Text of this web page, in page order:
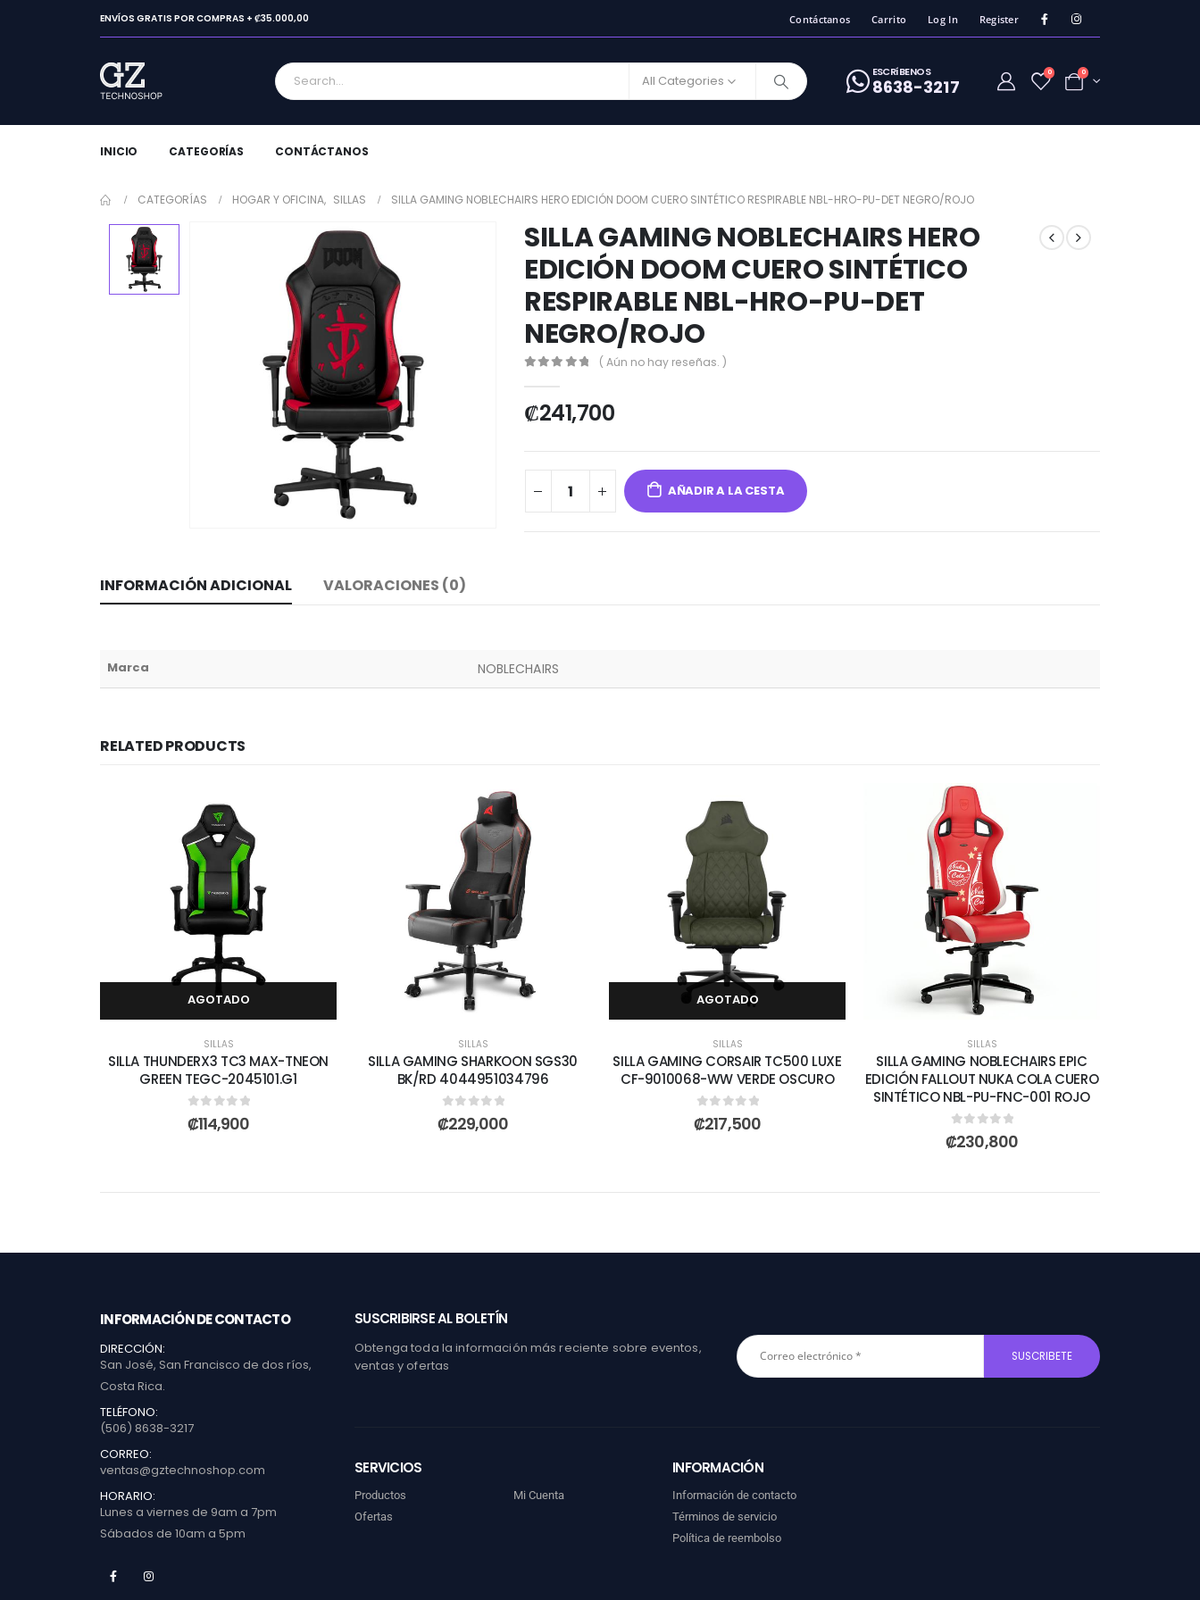
ENVÍOS GRATIS POR COMPRAS + ₡35.000,00 Contáctanos Carrito Log In Register
All Categories
ESCRíBENOS
8638-3217
0 0
INICIO CATEGORÍAS CONTÁCTANOS
CATEGORÍAS HOGAR Y OFICINA, SILLAS SILLA GAMING NOBLECHAIRS HERO EDICIÓN DOOM CUERO SINTÉTICO RESPIRABLE NBL-HRO-PU-DET NEGRO/ROJO
SILLA GAMING NOBLECHAIRS HERO
EDICIÓN DOOM CUERO SINTÉTICO
RESPIRABLE NBL-HRO-PU-DET
NEGRO/ROJO
( Aún no hay reseñas. )
₡241,700
AÑADIR A LA CESTA
INFORMACIÓN ADICIONAL VALORACIONES (0)
Marca NOBLECHAIRS
RELATED PRODUCTS
AGOTADO
SILLAS
SILLA THUNDERX3 TC3 MAX-TNEON
GREEN TEGC-2045101.G1
0out of 5
₡114,900
SILLAS
SILLA GAMING SHARKOON SGS30
BK/RD 4044951034796
0out of 5
₡229,000
AGOTADO
SILLAS
SILLA GAMING CORSAIR TC500 LUXE
CF-9010068-WW VERDE OSCURO
0out of 5
₡217,500
SILLAS
SILLA GAMING NOBLECHAIRS EPIC
EDICIÓN FALLOUT NUKA COLA CUERO
SINTÉTICO NBL-PU-FNC-001 ROJO
0out of 5
₡230,800
INFORMACIÓN DE CONTACTO
DIRECCIÓN:
San José, San Francisco de dos ríos,
Costa Rica.
TELÉFONO:
(506) 8638-3217
CORREO:
ventas@gztechnoshop.com
HORARIO:
Lunes a viernes de 9am a 7pm
Sábados de 10am a 5pm
SUSCRIBIRSE AL BOLETÍN
Obtenga toda la información más reciente sobre eventos,
ventas y ofertas
SERVICIOS
Productos
Ofertas
Mi Cuenta
INFORMACIÓN
Información de contacto
Términos de servicio
Política de reembolso